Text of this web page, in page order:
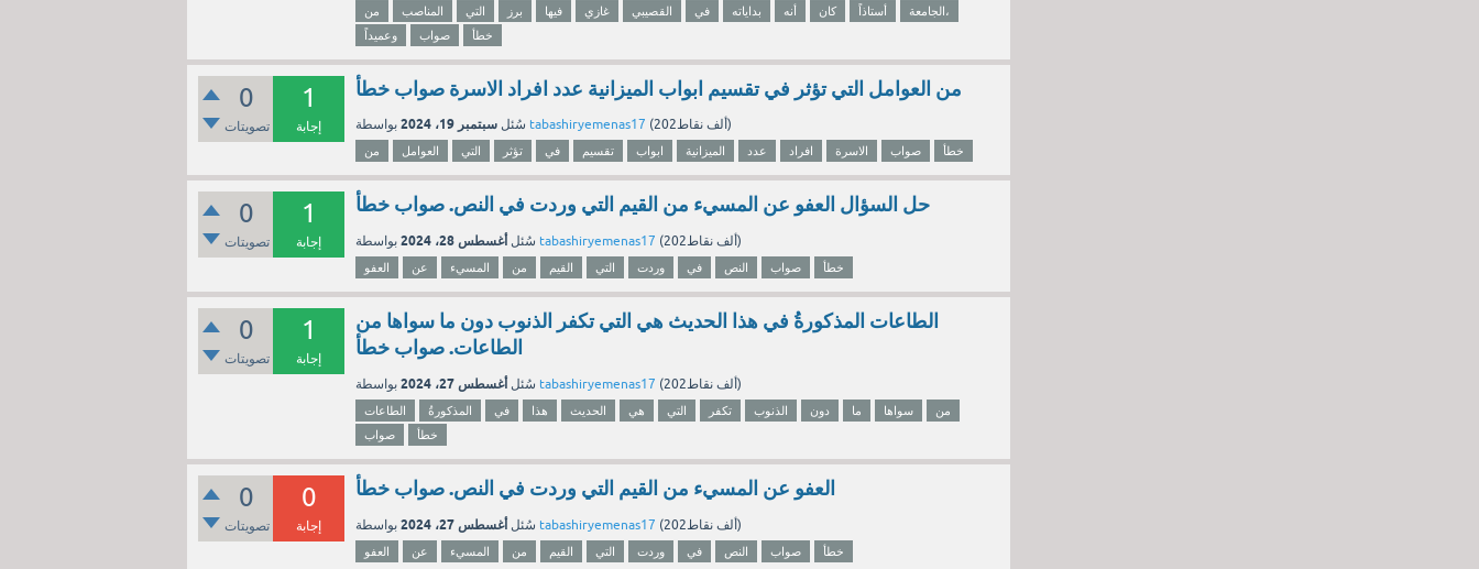
من المناصب التي برز فيها غازي القصيبي في بداياته أنه كان أستاذاً
الجامعة،
وعميداً
صواب خطأ
0
تصويتات
1
إجابة
من العوامل التي تؤثر في تقسيم ابواب الميزانية عدد افراد الاسرة صواب خطأ
سُئل سبتمبر 19، 2024 tabashiryemenas17 ( 202ألف نقاط)
من العوامل التي تؤثر في تقسيم ابواب الميزانية عدد افراد الاسرة صواب خطأ
0
تصويتات
1
إجابة
حل السؤال العفو عن المسيء من القيم التي وردت في النص. صواب خطأ
سُئل أغسطس 28، 2024 tabashiryemenas17 ( 202ألف نقاط)
العفو عن المسيء من القيم التي وردت في النص صواب خطأ
0
تصويتات
1
إجابة
الطاعات المذكورةُ في هذا الحديث هي التي تكفر الذنوب دون ما سواها من
الطاعات. صواب خطأ
سُئل أغسطس 27، 2024 tabashiryemenas17 ( 202ألف نقاط)
الطاعات المذكورةُ في هذا الحديث هي التي تكفر الذنوب دون ما سواها
من
صواب
خطأ
0
تصويتات
0
إجابة
العفو عن المسيء من القيم التي وردت في النص. صواب خطأ
سُئل أغسطس 27، 2024 tabashiryemenas17 ( 202ألف نقاط)
العفو عن المسيء من القيم التي وردت في النص صواب خطأ